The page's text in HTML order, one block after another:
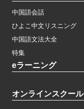
中国語会話
ひよこ中文リスニング
中国語文法大全
特集
eラーニング
オンラインスクール